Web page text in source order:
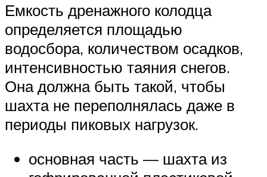
Емкость дренажного колодца
определяется площадью
водосбора, количеством осадков,
интенсивностью таяния снегов.
Она должна быть такой, чтобы
шахта не переполнялась даже в
периоды пиковых нагрузок.
основная часть — шахта из